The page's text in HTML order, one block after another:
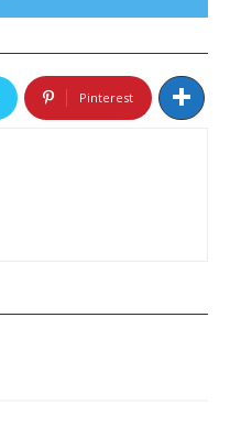
Pinterest